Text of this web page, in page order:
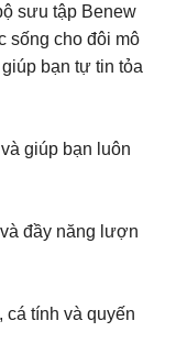
sưu tập Benew
sống cho đôi mô
bạn tự tin tỏa
giúp bạn luôn
đầy năng lượn
cá tính và quyến